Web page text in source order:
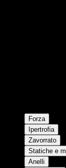
Forza
Ipertrofia
Zavorrato
Statiche e
Anelli